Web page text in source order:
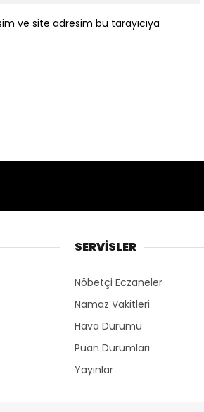
ve site adresim bu tarayıcıya
SERVİSLER
Nöbetçi Eczaneler
Namaz Vakitleri
Hava Durumu
Puan Durumları
Yayınlar